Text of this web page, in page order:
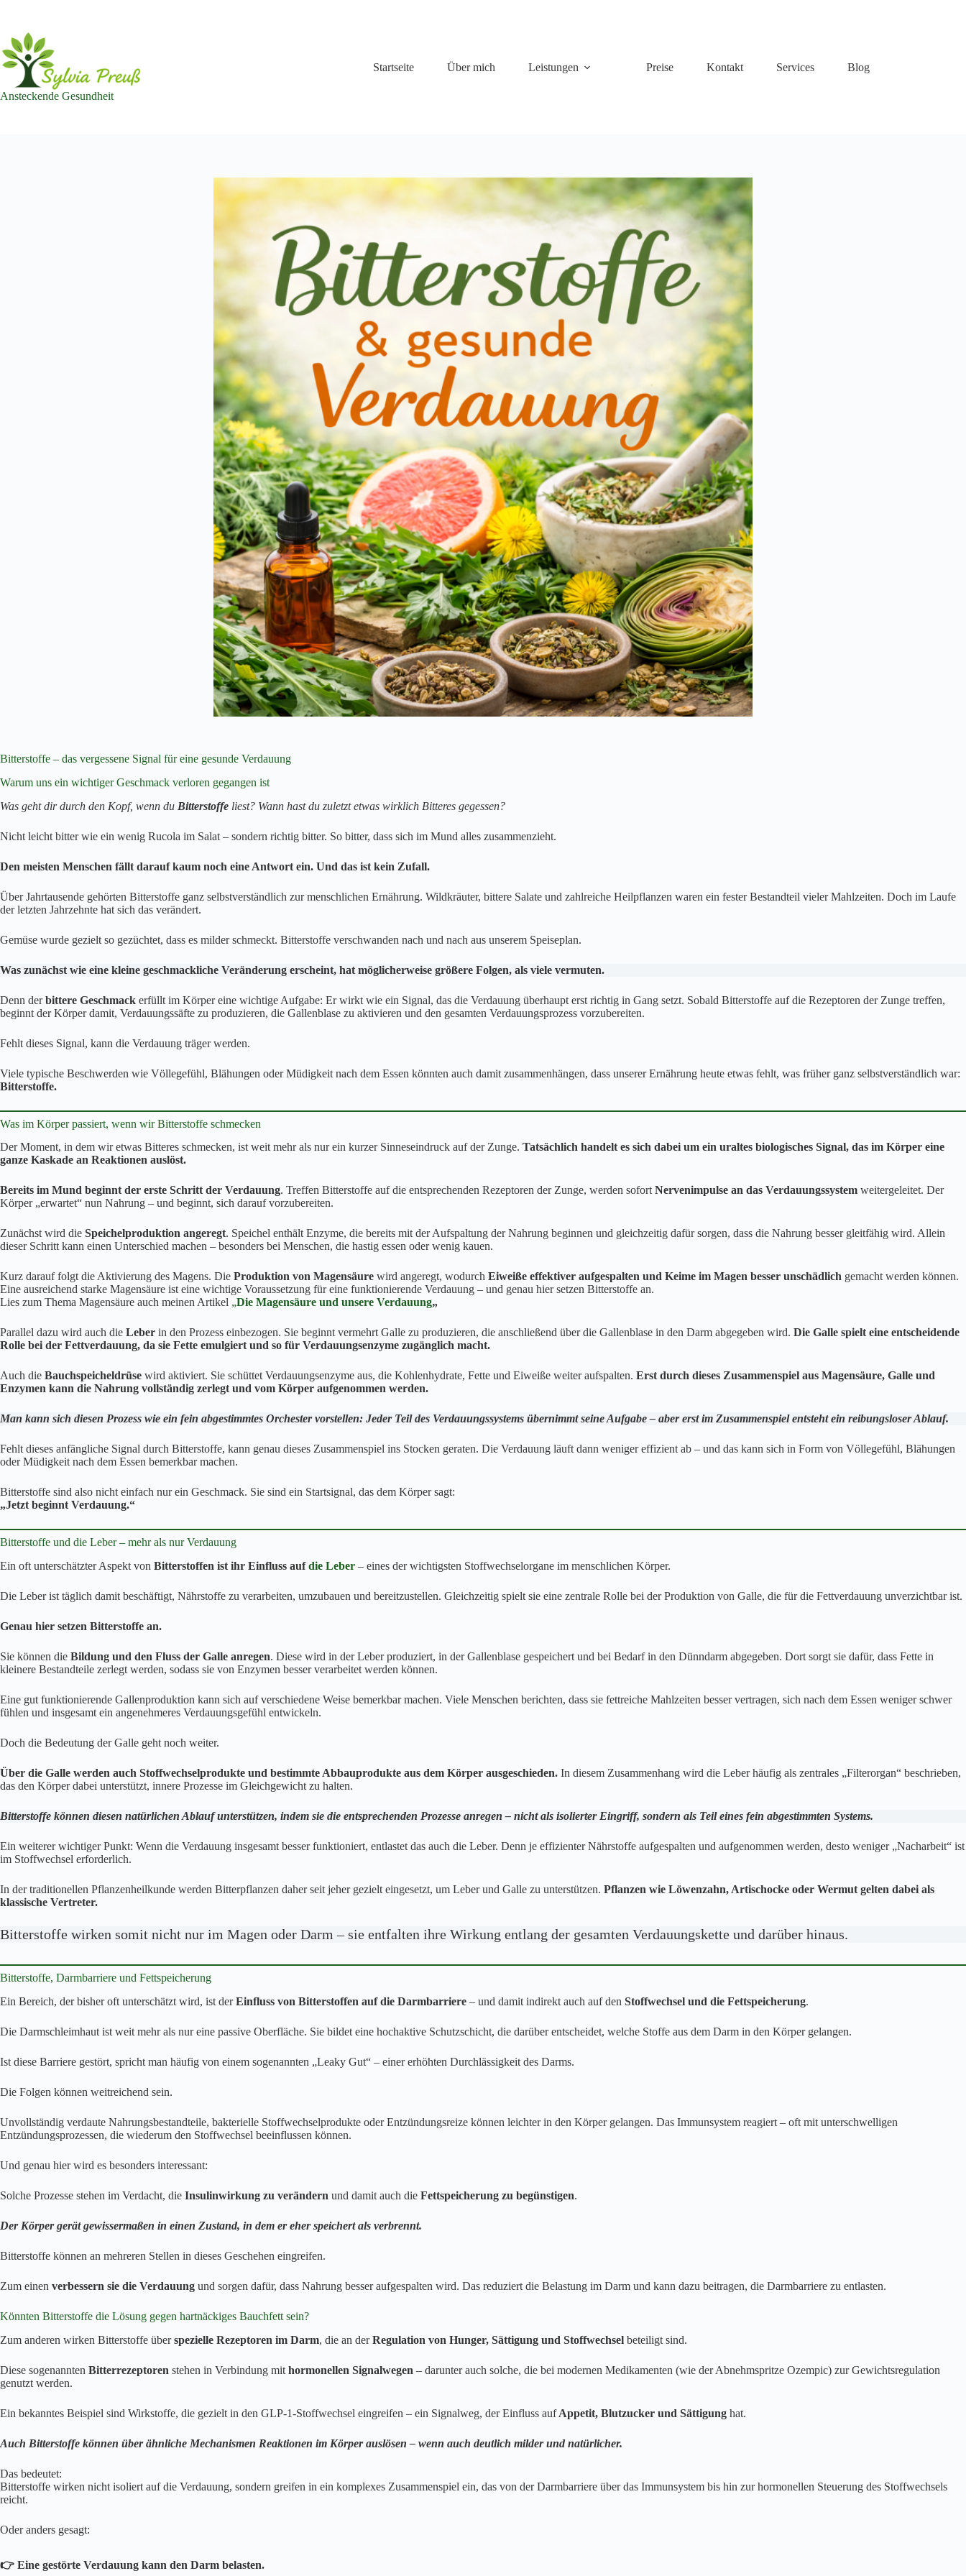
springen
Ansteckende Gesundheit
Startseite Über mich Leistungen Preise Kontakt Services Blog
Bitterstoffe – das vergessene Signal für eine gesunde Verdauung
Warum uns ein wichtiger Geschmack verloren gegangen ist
Was geht dir durch den Kopf, wenn du Bitterstoffe liest? Wann hast du zuletzt etwas wirklich Bitteres gegessen?
Nicht leicht bitter wie ein wenig Rucola im Salat – sondern richtig bitter. So bitter, dass sich im Mund alles zusammenzieht.
Den meisten Menschen fällt darauf kaum noch eine Antwort ein. Und das ist kein Zufall.
Über Jahrtausende gehörten Bitterstoffe ganz selbstverständlich zur menschlichen Ernährung. Wildkräuter, bittere Salate und zahlreiche Heilpflanzen waren ein fester Bestandteil vieler Mahlzeiten. Doch im Laufe
der letzten Jahrzehnte hat sich das verändert.
Gemüse wurde gezielt so gezüchtet, dass es milder schmeckt. Bitterstoffe verschwanden nach und nach aus unserem Speiseplan.
Was zunächst wie eine kleine geschmackliche Veränderung erscheint, hat möglicherweise größere Folgen, als viele vermuten.
Denn derbittere Geschmack erfüllt im Körper eine wichtige Aufgabe: Er wirkt wie ein Signal, das die Verdauung überhaupt erst richtig in Gang setzt. Sobald Bitterstoffe auf die Rezeptoren der Zunge treffen,
beginnt der Körper damit, Verdauungssäfte zu produzieren, die Gallenblase zu aktivieren und den gesamten Verdauungsprozess vorzubereiten.
Fehlt dieses Signal, kann die Verdauung träger werden.
Viele typische Beschwerden wie Völlegefühl, Blähungen oder Müdigkeit nach dem Essen könnten auch damit zusammenhängen, dass unserer Ernährung heute etwas fehlt, was früher ganz selbstverständlich war:
Bitterstoffe.
Was im Körper passiert, wenn wir Bitterstoffe schmecken
Der Moment, in dem wir etwas Bitteres schmecken, ist weit mehr als nur ein kurzer Sinneseindruck auf der Zunge. Tatsächlich handelt es sich dabei um ein uraltes biologisches Signal, das im Körper eine
ganze Kaskade an Reaktionen auslöst.
Bereits im Mund beginnt der erste Schritt der Verdauung. Treffen Bitterstoffe auf die entsprechenden Rezeptoren der Zunge, werden sofort Nervenimpulse an das Verdauungssystem weitergeleitet. Der
Körper „erwartet“ nun Nahrung – und beginnt, sich darauf vorzubereiten.
Zunächst wird die Speichelproduktion angeregt. Speichel enthält Enzyme, die bereits mit der Aufspaltung der Nahrung beginnen und gleichzeitig dafür sorgen, dass die Nahrung besser gleitfähig wird. Allein
dieser Schritt kann einen Unterschied machen – besonders bei Menschen, die hastig essen oder wenig kauen.
Kurz darauf folgt die Aktivierung des Magens. Die Produktion von Magensäure wird angeregt, wodurch Eiweiße effektiver aufgespalten und Keime im Magen besser unschädlich gemacht werden können.
Eine ausreichend starke Magensäure ist eine wichtige Voraussetzung für eine funktionierende Verdauung – und genau hier setzen Bitterstoffe an.
Lies zum Thema Magensäure auch meinen Artikel „Die Magensäure und unsere Verdauung„
Parallel dazu wird auch die Leber in den Prozess einbezogen. Sie beginnt vermehrt Galle zu produzieren, die anschließend über die Gallenblase in den Darm abgegeben wird. Die Galle spielt eine entscheidende
Rolle bei der Fettverdauung, da sie Fette emulgiert und so für Verdauungsenzyme zugänglich macht.
Auch die Bauchspeicheldrüse wird aktiviert. Sie schüttet Verdauungsenzyme aus, die Kohlenhydrate, Fette und Eiweiße weiter aufspalten. Erst durch dieses Zusammenspiel aus Magensäure, Galle und
Enzymen kann die Nahrung vollständig zerlegt und vom Körper aufgenommen werden.
Man kann sich diesen Prozess wie ein fein abgestimmtes Orchester vorstellen: Jeder Teil des Verdauungssystems übernimmt seine Aufgabe – aber erst im Zusammenspiel entsteht ein reibungsloser Ablauf.
Fehlt dieses anfängliche Signal durch Bitterstoffe, kann genau dieses Zusammenspiel ins Stocken geraten. Die Verdauung läuft dann weniger effizient ab – und das kann sich in Form von Völlegefühl, Blähungen
oder Müdigkeit nach dem Essen bemerkbar machen.
Bitterstoffe sind also nicht einfach nur ein Geschmack. Sie sind ein Startsignal, das dem Körper sagt:
„Jetzt beginnt Verdauung.“
Bitterstoffe und die Leber – mehr als nur Verdauung
Ein oft unterschätzter Aspekt von Bitterstoffen ist ihr Einfluss aufdie Leber – eines der wichtigsten Stoffwechselorgane im menschlichen Körper.
Die Leber ist täglich damit beschäftigt, Nährstoffe zu verarbeiten, umzubauen und bereitzustellen. Gleichzeitig spielt sie eine zentrale Rolle bei der Produktion von Galle, die für die Fettverdauung unverzichtbar ist.
Genau hier setzen Bitterstoffe an.
Sie können die Bildung und den Fluss der Galle anregen. Diese wird in der Leber produziert, in der Gallenblase gespeichert und bei Bedarf in den Dünndarm abgegeben. Dort sorgt sie dafür, dass Fette in
kleinere Bestandteile zerlegt werden, sodass sie von Enzymen besser verarbeitet werden können.
Eine gut funktionierende Gallenproduktion kann sich auf verschiedene Weise bemerkbar machen. Viele Menschen berichten, dass sie fettreiche Mahlzeiten besser vertragen, sich nach dem Essen weniger schwer
fühlen und insgesamt ein angenehmeres Verdauungsgefühl entwickeln.
Doch die Bedeutung der Galle geht noch weiter.
Über die Galle werden auch Stoffwechselprodukte und bestimmte Abbauprodukte aus dem Körper ausgeschieden. In diesem Zusammenhang wird die Leber häufig als zentrales „Filterorgan“ beschrieben,
das den Körper dabei unterstützt, innere Prozesse im Gleichgewicht zu halten.
Bitterstoffe können diesen natürlichen Ablauf unterstützen, indem sie die entsprechenden Prozesse anregen – nicht als isolierter Eingriff, sondern als Teil eines fein abgestimmten Systems.
Ein weiterer wichtiger Punkt: Wenn die Verdauung insgesamt besser funktioniert, entlastet das auch die Leber. Denn je effizienter Nährstoffe aufgespalten und aufgenommen werden, desto weniger „Nacharbeit“ ist
im Stoffwechsel erforderlich.
In der traditionellen Pflanzenheilkunde werden Bitterpflanzen daher seit jeher gezielt eingesetzt, um Leber und Galle zu unterstützen. Pflanzen wie Löwenzahn, Artischocke oder Wermut gelten dabei als
klassische Vertreter.
Bitterstoffe wirken somit nicht nur im Magen oder Darm – sie entfalten ihre Wirkung entlang der gesamten Verdauungskette und darüber hinaus.
Bitterstoffe, Darmbarriere und Fettspeicherung
Ein Bereich, der bisher oft unterschätzt wird, ist derEinfluss von Bitterstoffen auf die Darmbarriere – und damit indirekt auch auf den Stoffwechsel und die Fettspeicherung.
Die Darmschleimhaut ist weit mehr als nur eine passive Oberfläche. Sie bildet eine hochaktive Schutzschicht, die darüber entscheidet, welche Stoffe aus dem Darm in den Körper gelangen.
Ist diese Barriere gestört, spricht man häufig von einem sogenannten „Leaky Gut“ – einer erhöhten Durchlässigkeit des Darms.
Die Folgen können weitreichend sein.
Unvollständig verdaute Nahrungsbestandteile, bakterielle Stoffwechselprodukte oder Entzündungsreize können leichter in den Körper gelangen. Das Immunsystem reagiert – oft mit unterschwelligen
Entzündungsprozessen, die wiederum den Stoffwechsel beeinflussen können.
Und genau hier wird es besonders interessant:
Solche Prozesse stehen im Verdacht, die Insulinwirkung zu verändern und damit auch die Fettspeicherung zu begünstigen.
Der Körper gerät gewissermaßen in einen Zustand, in dem er eher speichert als verbrennt.
Bitterstoffe können an mehreren Stellen in dieses Geschehen eingreifen.
Zum einen verbessern sie die Verdauung und sorgen dafür, dass Nahrung besser aufgespalten wird. Das reduziert die Belastung im Darm und kann dazu beitragen, die Darmbarriere zu entlasten.
Könnten Bitterstoffe die Lösung gegen hartnäckiges Bauchfett sein?
Zum anderen wirken Bitterstoffe überspezielle Rezeptoren im Darm, die an derRegulation von Hunger, Sättigung und Stoffwechsel beteiligt sind.
Diese sogenannten Bitterrezeptoren stehen in Verbindung mit hormonellen Signalwegen – darunter auch solche, die bei modernen Medikamenten (wie der Abnehmspritze Ozempic) zur Gewichtsregulation
genutzt werden.
Ein bekanntes Beispiel sind Wirkstoffe, die gezielt in den GLP-1-Stoffwechsel eingreifen – ein Signalweg, der Einfluss aufAppetit, Blutzucker und Sättigung hat.
Auch Bitterstoffe können über ähnliche Mechanismen Reaktionen im Körper auslösen – wenn auch deutlich milder und natürlicher.
Das bedeutet:
Bitterstoffe wirken nicht isoliert auf die Verdauung, sondern greifen in ein komplexes Zusammenspiel ein, das von der Darmbarriere über das Immunsystem bis hin zur hormonellen Steuerung des Stoffwechsels
reicht.
Oder anders gesagt:
👉 Eine gestörte Verdauung kann den Darm belasten.